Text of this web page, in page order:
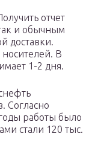
отчет
и обычным
доставки.
В
1-2 дня.
Согласно
работы было
стали 120 тыс.